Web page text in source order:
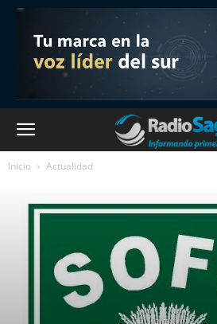
Inicio Actualidad